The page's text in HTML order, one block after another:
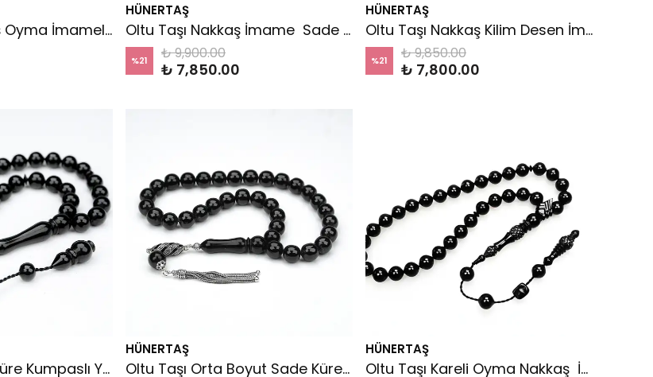
Oltu Taşı Nakkaş Oyma İmameli Sade Tespih
HÜNERTAŞ
Oltu Taşı Nakkaş İmame Sade Tespih
%21 ₺ 9,900.00
₺ 7,850.00
HÜNERTAŞ
Oltu Taşı Nakkaş Kilim Desen İmameli Sade Tespih
%21 ₺ 9,850.00
₺ 7,800.00
Oltu Taşı Sade Küre Kumpaslı Yapım Tespih
HÜNERTAŞ
Oltu Taşı Orta Boyut Sade Küre Tespih
HÜNERTAŞ
Oltu Taşı Kareli Oyma Nakkaş İmameli Sade Tespih